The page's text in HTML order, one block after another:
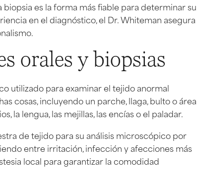
es la forma más fiable para determinar su
en el diagnóstico, el Dr. Whiteman asegura
orales y biopsias
utilizado para examinar el tejido anormal
cosas, incluyendo un parche, llaga, bulto o área
la lengua, las mejillas, las encías o el paladar.
de tejido para su análisis microscópico por
entre irritación, infección y afecciones más
local para garantizar la comodidad